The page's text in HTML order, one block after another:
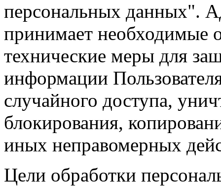
персональных данных".
принимает необходимые
технические меры для
информации
случайного доступа,
блокирования,
иных неправомерных
Цели обработки